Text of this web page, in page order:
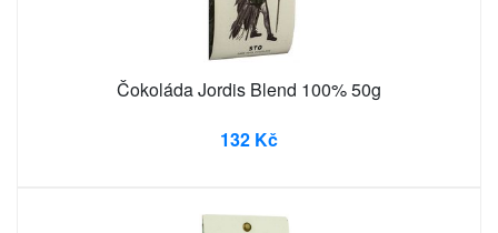
Čokoláda Jordis Blend 100% 50g
132 Kč